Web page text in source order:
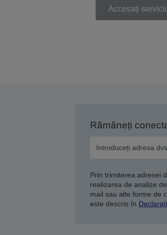
Accesați
Rămâneți
Prin trimiterea adresei
realizarea de analize
mail sau alte forme de
este descris în